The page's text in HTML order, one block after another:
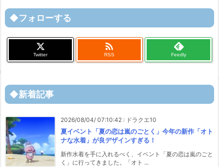
◆フォローする
Twitter

RSS Feedly
◆新着記事
2026/08/04/ 07:10:42 : ドラクエ10
夏イベント「夏の恋は嵐のごとく」今年の新作「オト
ナな水着」が良デザインすぎる！
新作水着を手に入れるべく、イベント「夏の恋は嵐のごと
く」に行ってきました。「オト ...